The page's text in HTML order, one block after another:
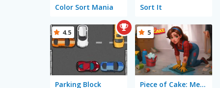
Color Sort Mania Sort It
Parking Block
4.5
Piece of Cake: Merge and Bake
5